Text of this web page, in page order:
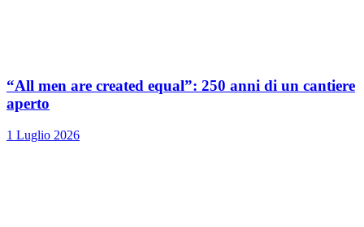
“All men are created equal”: 250 anni di un cantiere
aperto
1 Luglio 2026